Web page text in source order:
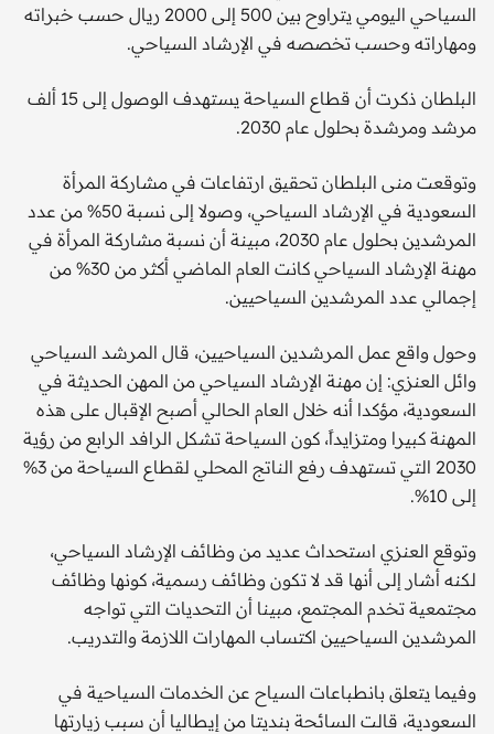
السياحي اليومي يتراوح بين 500 إلى 2000 ريال حسب خبراته
ومهاراته وحسب تخصصه في الإرشاد السياحي.
البلطان ذكرت أن قطاع السياحة يستهدف الوصول إلى 15 ألف
مرشد ومرشدة بحلول عام 2030.
وتوقعت منى البلطان تحقيق ارتفاعات في مشاركة المرأة
السعودية في الإرشاد السياحي، وصولا إلى نسبة 50% من عدد
المرشدين بحلول عام 2030، مبينة أن نسبة مشاركة المرأة في
مهنة الإرشاد السياحي كانت العام الماضي أكثر من 30% من
إجمالي عدد المرشدين السياحيين.
وحول واقع عمل المرشدين السياحيين، قال المرشد السياحي
وائل العنزي: إن مهنة الإرشاد السياحي من المهن الحديثة في
السعودية، مؤكدا أنه خلال العام الحالي أصبح الإقبال على هذه
المهنة كبيرا ومتزايداً، كون السياحة تشكل الرافد الرابع من رؤية
2030 التي تستهدف رفع الناتج المحلي لقطاع السياحة من 3%
إلى 10%.
وتوقع العنزي استحداث عديد من وظائف الإرشاد السياحي،
لكنه أشار إلى أنها قد لا تكون وظائف رسمية، كونها وظائف
مجتمعية تخدم المجتمع، مبينا أن التحديات التي تواجه
المرشدين السياحيين اكتساب المهارات اللازمة والتدريب.
وفيما يتعلق بانطباعات السياح عن الخدمات السياحية في
السعودية، قالت السائحة بنديتا من إيطاليا أن سبب زيارتها